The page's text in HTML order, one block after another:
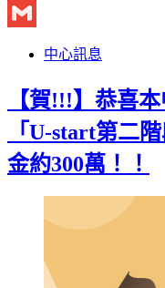
Twitter
中心訊息
【賀!!!】恭喜
「U-start第二
金約300萬！！